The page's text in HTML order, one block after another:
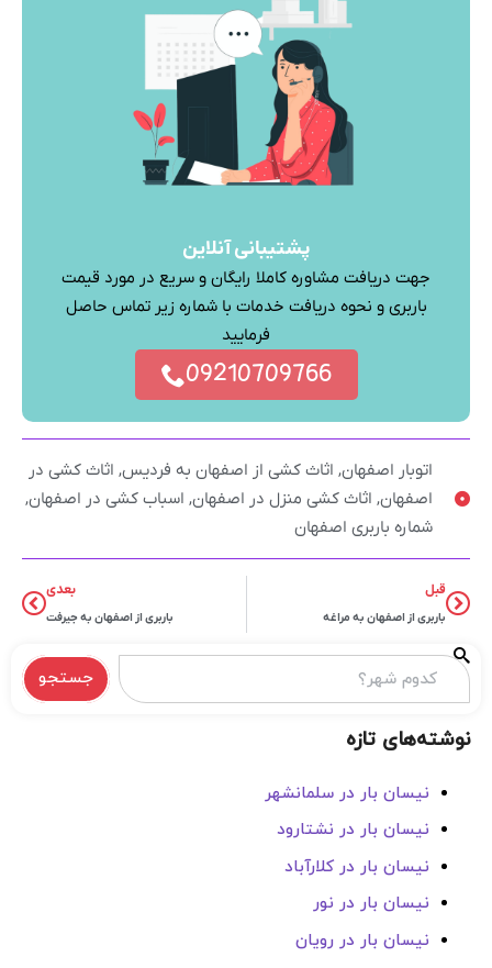
پشتیبانی آنلاین
جهت دریافت مشاوره کاملا رایگان و سریع در مورد قیمت
باربری و نحوه دریافت خدمات با شماره زیر تماس حاصل
فرمایید
09210709766
اتوبار اصفهان, اثاث کشی از اصفهان به فردیس, اثاث کشی در
اصفهان, اثاث کشی منزل در اصفهان, اسباب کشی در اصفهان,
شماره باربری اصفهان
قبل
باربری از اصفهان به مراغه
بعدی
باربری از اصفهان به جیرفت
جستجو
نوشته‌های تازه
نیسان بار در سلمانشهر
نیسان بار در نشتارود
نیسان بار در کلارآباد
نیسان بار در نور
نیسان بار در رویان